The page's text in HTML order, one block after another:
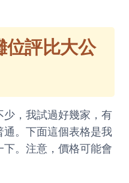
位評比大公
，我試過好幾家，有
。下面這個表格是我
。注意，價格可能會